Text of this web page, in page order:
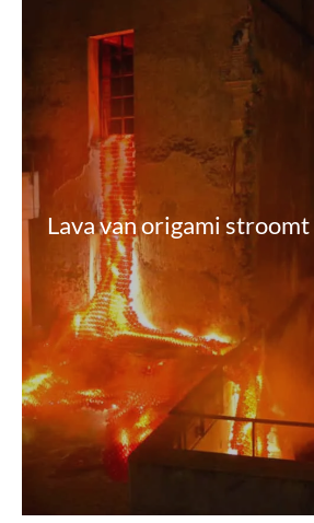
Lava van origami